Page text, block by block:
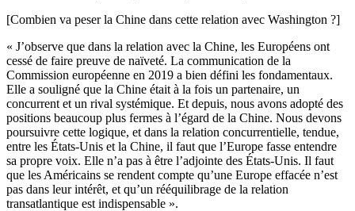
[Combien va peser la Chine dans cette relation avec Washington ?]
« J’observe que dans la relation avec la Chine, les Européens ont
cessé de faire preuve de naïveté. La communication de la
Commission européenne en 2019 a bien défini les fondamentaux.
Elle a souligné que la Chine était à la fois un partenaire, un
concurrent et un rival systémique. Et depuis, nous avons adopté des
positions beaucoup plus fermes à l’égard de la Chine. Nous devons
poursuivre cette logique, et dans la relation concurrentielle, tendue,
entre les États-Unis et la Chine, il faut que l’Europe fasse entendre
sa propre voix. Elle n’a pas à être l’adjointe des États-Unis. Il faut
que les Américains se rendent compte qu’une Europe effacée n’est
pas dans leur intérêt, et qu’un rééquilibrage de la relation
transatlantique est indispensable ».